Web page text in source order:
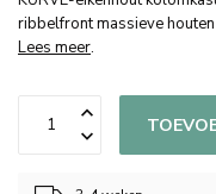
ribbelfront massieve
Lees meer.